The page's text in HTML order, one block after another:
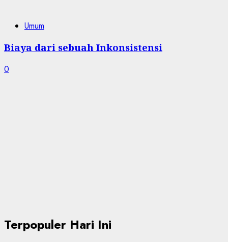
Umum
Biaya dari sebuah Inkonsistensi
0
Terpopuler Hari Ini